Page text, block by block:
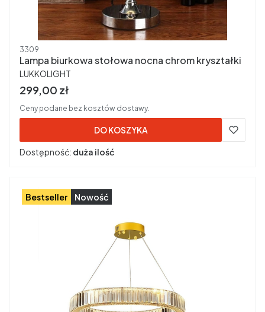
Kod produktu
3309
Lampa biurkowa stołowa nocna chrom kryształki
PRODUCENT
LUKKOLIGHT
Cena brutto
299,00 zł
Ceny podane bez kosztów dostawy.
DO KOSZYKA
Dostępność: duża ilość
Bestseller Nowość